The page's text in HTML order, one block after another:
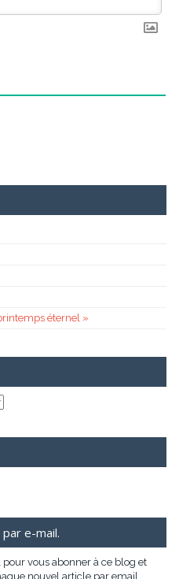
éternel »
e-mail.
vous abonner à ce blog et
nouvel article par email.